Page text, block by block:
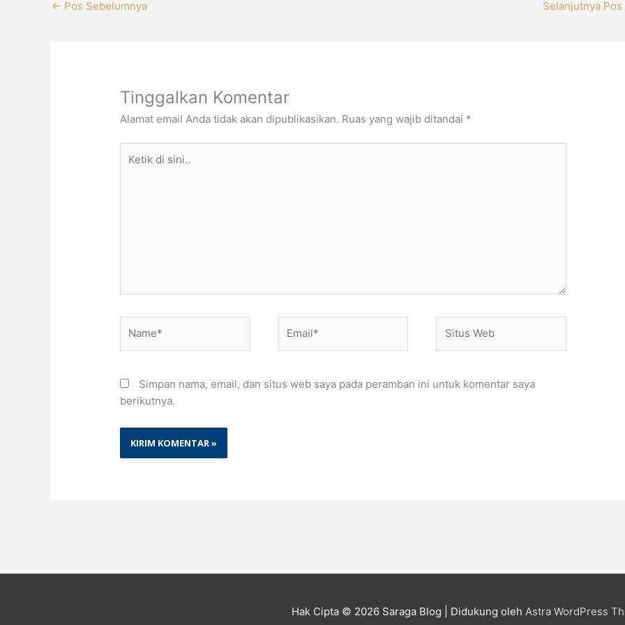
← Pos Sebelumnya Selanjutnya Pos
Tinggalkan Komentar
Alamat email Anda tidak akan dipublikasikan. Ruas yang wajib ditandai *
Web
Simpan nama, email, dan situs web saya pada peramban ini untuk komentar saya
berikutnya.
Hak Cipta © 2026 Saraga Blog | Didukung oleh Astra WordPress